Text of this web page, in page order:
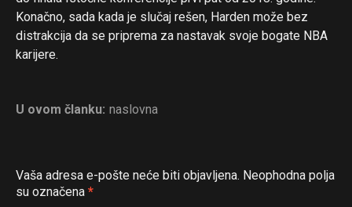
Konačno, sada kada je slučaj rešen, Harden može bez
distrakcija da se priprema za nastavak svoje bogate NBA
karijere.
U ovom članku: naslovna
Vaša adresa e-pošte neće biti objavljena. Neophodna polja
su označena *